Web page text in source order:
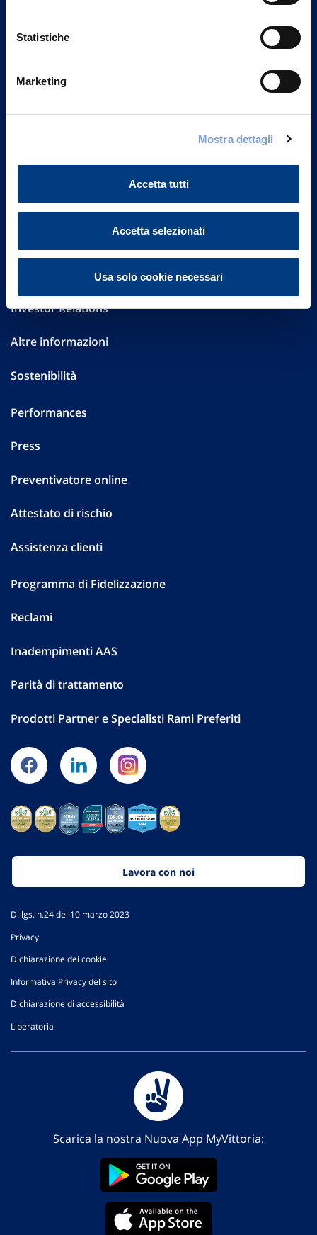
Statistiche
Marketing
Mostra dettagli
Accetta tutti
Accetta selezionati
Usa solo cookie necessari
Part. IVA 01329510158
Investor Relations
Altre informazioni
Sostenibilità
Performances
Press
Preventivatore online
Attestato di rischio
Assistenza clienti
Programma di Fidelizzazione
Reclami
Inadempimenti AAS
Parità di trattamento
Prodotti Partner e Specialisti Rami Preferiti
Lavora con noi
D. lgs. n.24 del 10 marzo 2023
Privacy
Dichiarazione dei cookie
Informativa Privacy del sito
Dichiarazione di accessibilità
Liberatoria
Scarica la nostra Nuova App MyVittoria: